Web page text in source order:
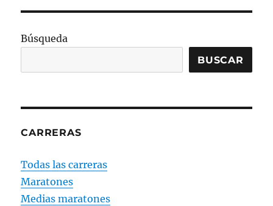
Búsqueda
BUSCAR
CARRERAS
Todas las carreras
Maratones
Medias maratones